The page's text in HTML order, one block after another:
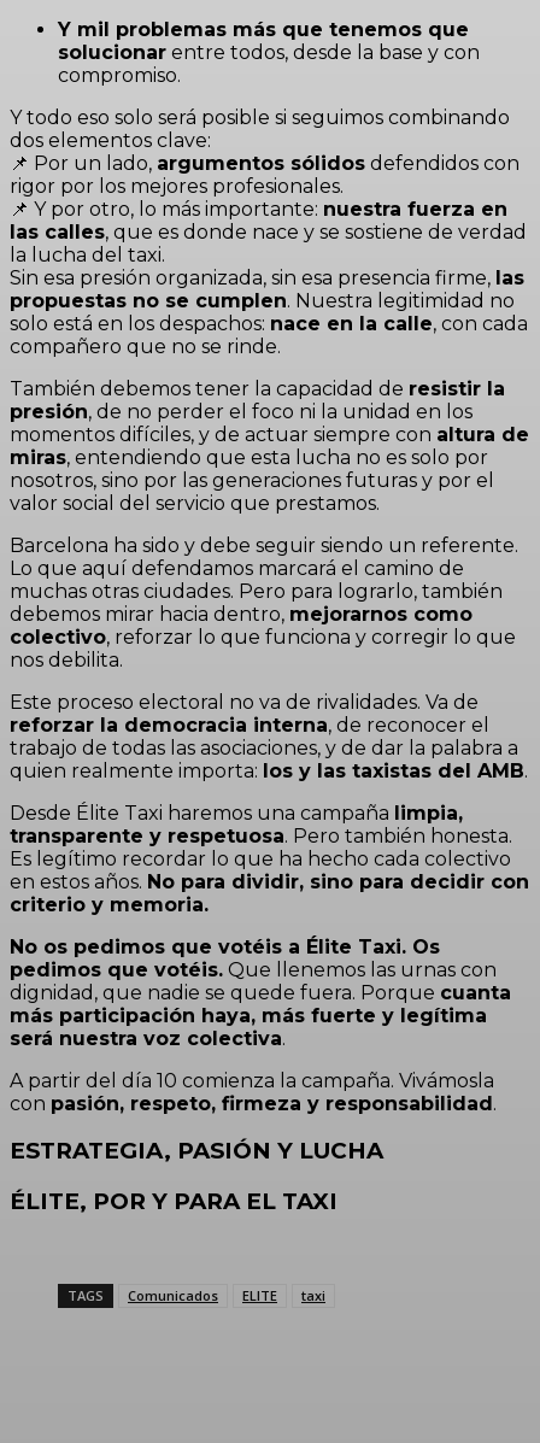
Y mil problemas más que tenemos que
solucionar entre todos, desde la base y con
compromiso.
Y todo eso solo será posible si seguimos combinando
dos elementos clave:
📌 Por un lado, argumentos sólidos defendidos con
rigor por los mejores profesionales.
📌 Y por otro, lo más importante: nuestra fuerza en
las calles, que es donde nace y se sostiene de verdad
la lucha del taxi.
Sin esa presión organizada, sin esa presencia firme, las
propuestas no se cumplen. Nuestra legitimidad no
solo está en los despachos: nace en la calle, con cada
compañero que no se rinde.
También debemos tener la capacidad de resistir la
presión, de no perder el foco ni la unidad en los
momentos difíciles, y de actuar siempre con altura de
miras, entendiendo que esta lucha no es solo por
nosotros, sino por las generaciones futuras y por el
valor social del servicio que prestamos.
Barcelona ha sido y debe seguir siendo un referente.
Lo que aquí defendamos marcará el camino de
muchas otras ciudades. Pero para lograrlo, también
debemos mirar hacia dentro, mejorarnos como
colectivo, reforzar lo que funciona y corregir lo que
nos debilita.
Este proceso electoral no va de rivalidades. Va de
reforzar la democracia interna, de reconocer el
trabajo de todas las asociaciones, y de dar la palabra a
quien realmente importa: los y las taxistas del AMB.
Desde Élite Taxi haremos una campaña limpia,
transparente y respetuosa. Pero también honesta.
Es legítimo recordar lo que ha hecho cada colectivo
en estos años. No para dividir, sino para decidir con
criterio y memoria.
No os pedimos que votéis a Élite Taxi. Os
pedimos que votéis. Que llenemos las urnas con
dignidad, que nadie se quede fuera. Porque cuanta
más participación haya, más fuerte y legítima
será nuestra voz colectiva.
A partir del día 10 comienza la campaña. Vivámosla
con pasión, respeto, firmeza y responsabilidad.
ESTRATEGIA, PASIÓN Y LUCHA
ÉLITE, POR Y PARA EL TAXI
TAGS Comunicados ELITE taxi